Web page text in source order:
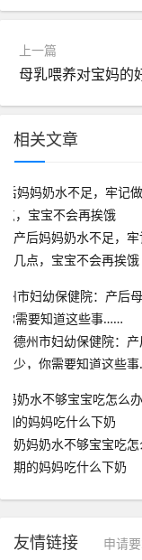
上一篇
相关文章
产后妈妈奶水不足，
几点，宝宝不会再挨饿
德州市妇幼保健院：
少，你需要知道这些
奶妈奶水不够宝宝吃
期的妈妈吃什么下奶
友情链接
申请